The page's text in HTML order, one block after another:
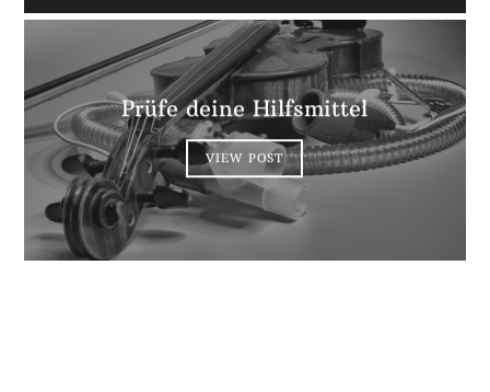
Prüfe deine Hilfsmittel
VIEW POST